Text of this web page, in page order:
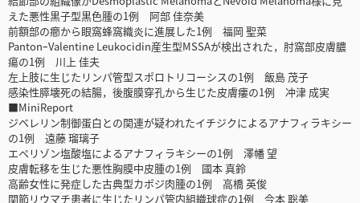
えた悪性黒子型黒色腫の1例 阿部 佳奈美
前額部の癤から眼窩蜂窩織炎に進展した1例 福岡 聖菜
PantonｰValentine Leukocidin産生型MSSAが検出された，肘窩部皮膚膿
瘍の1例 川上 佳夫
左上肢に生じたリンパ管型スポロトリコーシスの1例 飯島 茂子
感染性膵壊死の結腸，後腹膜穿孔から生じた皮膚瘻の1例 冲津 成実
■MiniReport
ジベレリン制御蛋白との関連が疑われたイチジクによるアナフィラキシー
の1例 遠藤 瑠璃子
エペリゾン塩酸塩によるアナフィラキシーの1例 澤幡 望
皮膚転移を生じた悪性胸膜中皮腫の1例 國本 真鈴
高齢女性に発症した古典型カポジ肉腫の1例 高橋 英俊
関節リウマチ患者に生じたリンパ管内組織球症の1例 今本 聡美